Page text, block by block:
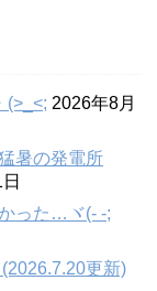
(>_<; 2026年8月
暑の発電所
った…ヾ(- -;
更新)